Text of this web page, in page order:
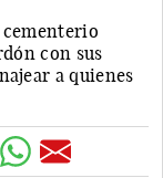
cementerio
con sus
a quienes